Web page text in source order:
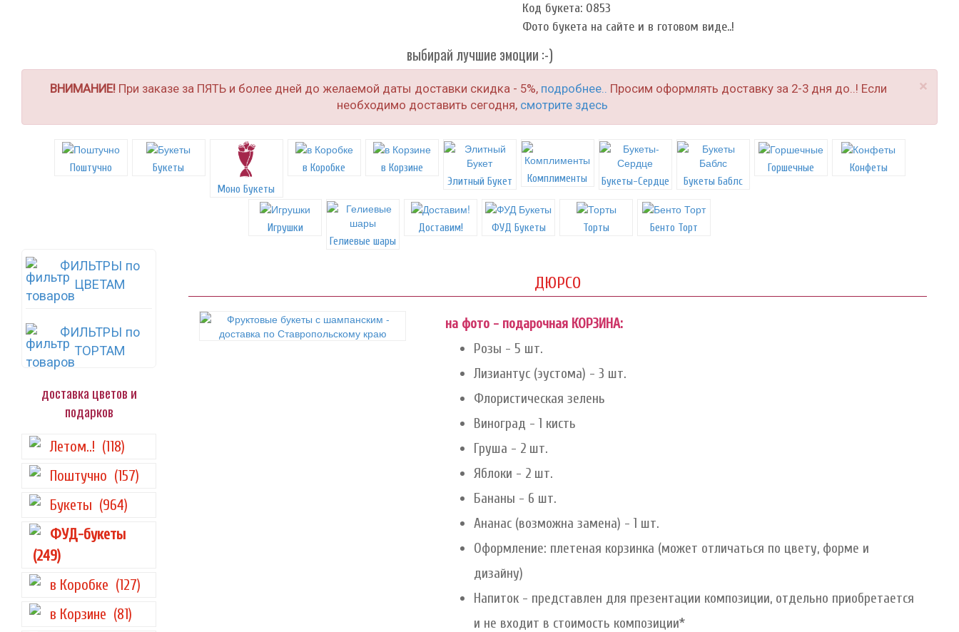
Код букета: 0853
Фото букета на сайте и в готовом виде..!
выбирай лучшие эмоции :-)
×
ВНИМАНИЕ! При заказе за ПЯТЬ и более дней до желаемой даты доставки скидка - 5%, подробнее.. Просим оформлять доставку за 2-3 дня до..! Если
необходимо доставить сегодня, смотрите здесь
Поштучно
Букеты
Моно Букеты
в Коробке
в Корзине
Элитный Букет
Комплименты Букеты-Сердце Букеты Баблс
Горшечные Конфеты
Игрушки
Гелиевые шары
Доставим! ФУД Букеты Торты Бенто Торт
ФИЛЬТРЫ по
ЦВЕТАМ
ФИЛЬТРЫ по
ТОРТАМ
доставка цветов и
подарков
Летом..! (118)
Поштучно (157)
Букеты (964)
ФУД-букеты
(249)
в Коробке (127)
в Корзине (81)
ДЮРСО
на фото - подарочная КОРЗИНА:
Розы - 5 шт.
Лизиантус (эустома) - 3 шт.
Флористическая зелень
Виноград - 1 кисть
Груша - 2 шт.
Яблоки - 2 шт.
Бананы - 6 шт.
Ананас (возможна замена) - 1 шт.
Оформление: плетеная корзинка (может отличаться по цвету, форме и
дизайну)
Напиток - представлен для презентации композиции, отдельно приобретается
и не входит в стоимость композиции*